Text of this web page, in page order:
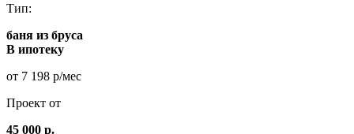
Тип:
баня из бруса
В ипотеку
от 7 198 р/мес
Проект от
45 000 р.